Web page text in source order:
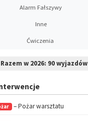
Alarm Fałszywy
Inne
Ćwiczenia
Razem w 2026: 90 wyjazdów
– Pożar warsztatu